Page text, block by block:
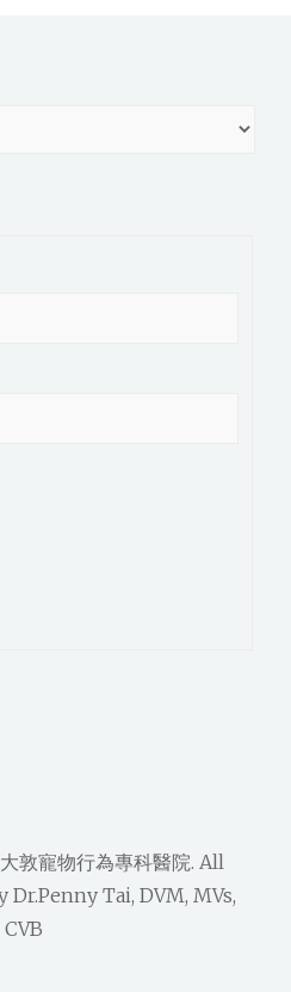
大敦寵物行為專科醫院. All
Dr.Penny Tai, DVM, MVs,
CVB